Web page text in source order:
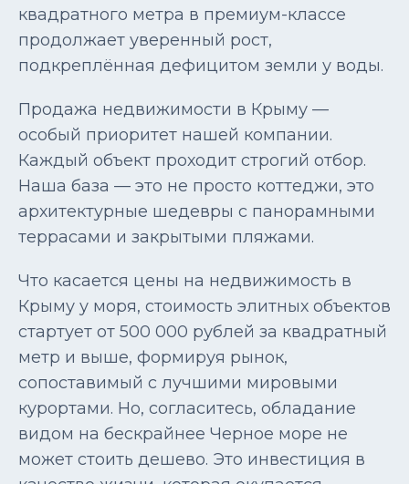
квадратного метра в премиум-классе
продолжает уверенный рост,
подкреплённая дефицитом земли у воды.
Продажа недвижимости в Крыму —
особый приоритет нашей компании.
Каждый объект проходит строгий отбор.
Наша база — это не просто коттеджи, это
архитектурные шедевры с панорамными
террасами и закрытыми пляжами.
Что касается цены на недвижимость в
Крыму у моря, стоимость элитных объектов
стартует от 500 000 рублей за квадратный
метр и выше, формируя рынок,
сопоставимый с лучшими мировыми
курортами. Но, согласитесь, обладание
видом на бескрайнее Черное море не
может стоить дешево. Это инвестиция в